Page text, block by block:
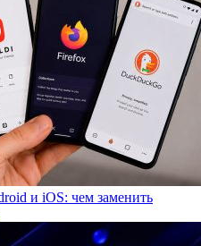
и iOS: чем заменить